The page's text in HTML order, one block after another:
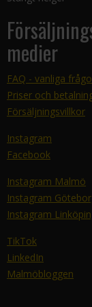
medier
FAQ - vanliga
Priser och
Försäljningsvillkor
Instagram
Facebook
Instagram Malmö
Instagram
Instagram
TikTok
LinkedIn
Malmöbloggen